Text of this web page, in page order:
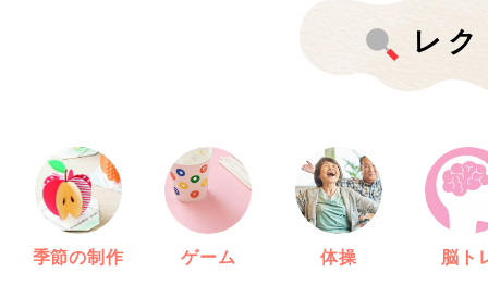
レ
季節の制作 ゲーム 体操 脳ト